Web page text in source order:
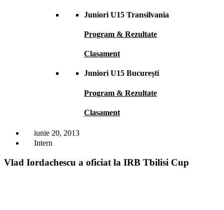
Juniori U15 Transilvania
Program & Rezultate
Clasament
Juniori U15 București
Program & Rezultate
Clasament
iunie 20, 2013
Intern
Vlad Iordachescu a oficiat la IRB Tbilisi Cup